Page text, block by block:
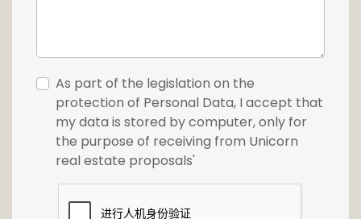
As part of the legislation on the
protection of Personal Data, I accept that
my data is stored by computer, only for
the purpose of receiving from Unicorn
real estate proposals'